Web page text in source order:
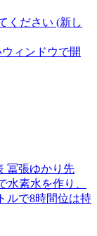
ください (新し
ィンドウで開
冨張ゆかり先
水素水を作り、
ルで8時間位は持